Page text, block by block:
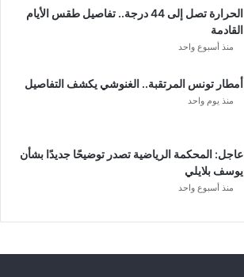
الحرارة تصل إلى 44 درجة.. تفاصيل طقس الأيام
القادمة
منذ أسبوع واحد
أمطار تونس المرتقبة.. الغنوشي يكشف التفاصيل
منذ يوم واحد
عاجل: المحكمة الرياضية تصدر توضيحًا جديدًا بشأن
يوسف بلايلي
منذ أسبوع واحد